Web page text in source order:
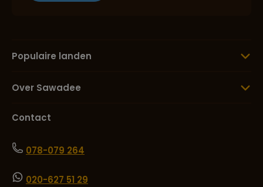
Populaire landen
Over Sawadee
Contact
078-079 264
020-627 51 29